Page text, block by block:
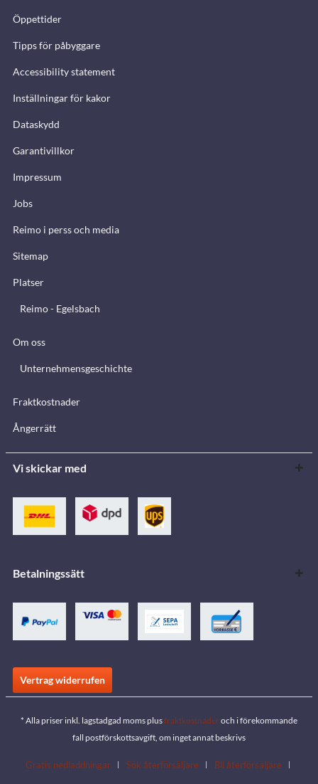
Öppettider
Tipps för påbyggare
Accessibility statement
Inställningar för kakor
Dataskydd
Garantivillkor
Impressum
Jobs
Reimo i perss och media
Sitemap
Platser
Reimo - Egelsbach
Om oss
Unternehmensgeschichte
Fraktkostnader
Ångerrätt
Vi skickar med
Betalningssätt
Vertrag widerrufen
* Alla priser inkl. lagstadgad moms plusfraktkostnaderoch i förekommande
fall postförskottsavgift, om inget annat beskrivs
Gratis nedladdningar Sök återförsäljare
Bli återförsäljare